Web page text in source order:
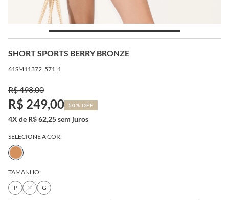
SHORT SPORTS BERRY BRONZE
61SM11372_571_1
R$ 498,00
R$ 249,00 50% OFF
4X de R$ 62,25 sem juros
SELECIONE A COR:
TAMANHO:
P
M G